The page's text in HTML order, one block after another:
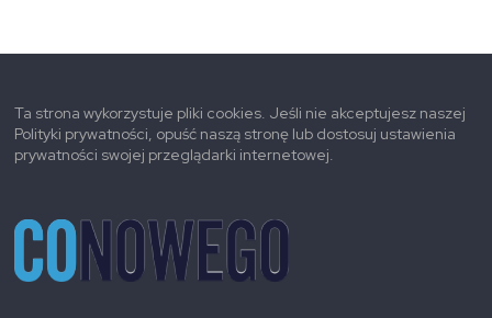
Ta strona wykorzystuje pliki cookies. Jeśli nie akceptujesz naszej
Polityki prywatności, opuść naszą stronę lub dostosuj ustawienia
prywatności swojej przeglądarki internetowej.